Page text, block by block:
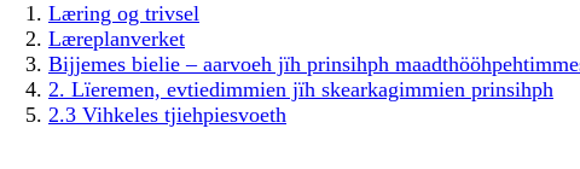
Læring og trivsel
Læreplanverket
Bijjemes bielie – aarvoeh jïh prinsihph
2. Lïeremen, evtiedimmien jïh skearkagimmien prinsihph
2.3 Vihkeles tjiehpiesvoeth